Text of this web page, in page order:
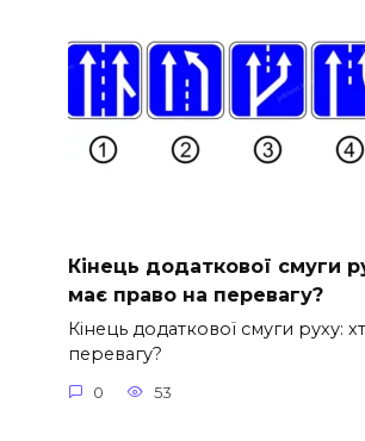
Кінець додаткової смуги
має право на перевагу?
Кінець додаткової смуги руху:
перевагу?
0 53